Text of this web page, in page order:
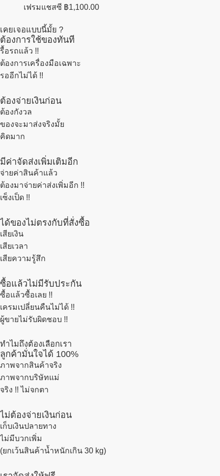
เฟรมแชสซี ฿1,100.00
เคยเจอแบบนี้มั้ย ?
ต้องการใช้ของทันที
รื้อรถแล้ว !!
ต้องการเครื่องมือเฉพาะ
รออีกไม่ได้ !!
ต้องจ่ายเงินก่อน
ต้องกังวล
ของจะมาส่งจริงมั้ย
คิดมาก
มีค่าจัดส่งเพิ่มเติมอีก
จ่ายค่าสินค้าแล้ว
ต้องมาจ่ายค่าส่งเพิ่มอีก !!
เซ็งเป็ด !!
ได้ของไม่ตรงกับที่สั่งซื้อ
เสียเงิน
เสียเวลา
เสียความรู้สึก
ซื้อแล้วไม่มีรับประกัน
ซื้อแล้วซื้อเลย !!
เครมเปลี่ยนคืนไม่ได้ !!
ผู้ขายไม่รับผิดชอบ !!
ทำไมถึงต้องเลือกเรา
ลูกค้ามั่นใจได้ 100%
ภาพจากสินค้าจริง
ภาพจากบริษัทแม่
จริง !! ไม่จกตา
ไม่ต้องจ่ายเงินก่อน
เก็บเงินปลายทาง
ไม่มีบวกเพิ่ม
(ยกเว้นสินค้าน้ำหนักเกิน 30 kg)